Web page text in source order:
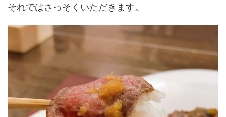
それではさっそくいただきます。